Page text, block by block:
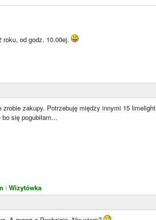
roku, od godz. 10.00ej.
zakupy. Potrzebuję między innymi 15 limelight
się pogubiłam...
i Wizytówka